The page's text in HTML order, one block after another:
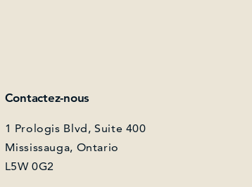
Contactez-nous
1 Prologis Blvd, Suite 400
Mississauga, Ontario
L5W 0G2